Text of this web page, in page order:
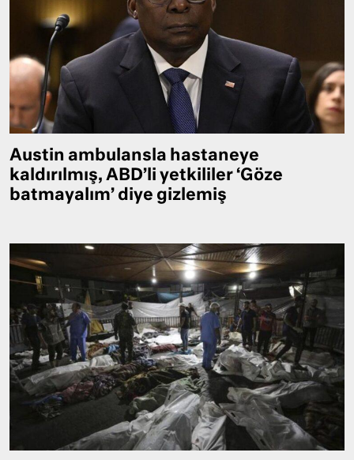
Austin ambulansla hastaneye
kaldırılmış, ABD’li yetkililer ‘Göze
batmayalım’ diye gizlemiş